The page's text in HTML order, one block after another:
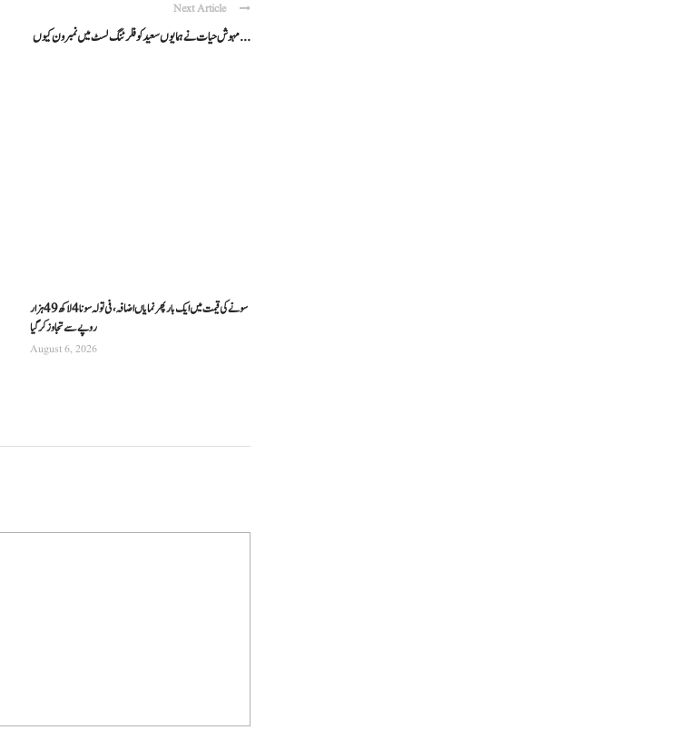
Next Article
مہوش حیات نے ہمایوں سعید کو فلرٹنگ لسٹ میں نمبر ون کیوں ...
سونے کی قیمت میں ایک بار پھر نمایاں اضافہ، فی تولہ سونا 4 لاکھ 49 ہزار
روپے سے تجاوز کرگیا
August 6, 2026